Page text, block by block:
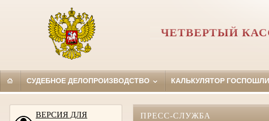
ЧЕТВЕРТЫЙ
СУДЕБНОЕ ДЕЛОПРОИЗВОДСТВО КАЛЬКУЛЯТОР
ВЕРСИЯ ДЛЯ
ПРЕСС-СЛУЖБА